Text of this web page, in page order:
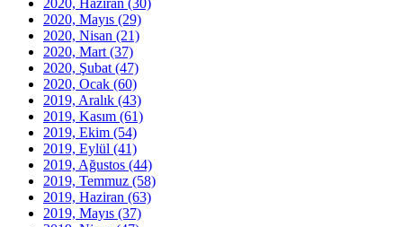
2020, Mayıs (29)
2020, Nisan (21)
2020, Mart (37)
2020, Şubat (47)
2020, Ocak (60)
2019, Aralık (43)
2019, Kasım (61)
2019, Ekim (54)
2019, Eylül (41)
2019, Ağustos (44)
2019, Temmuz (58)
2019, Haziran (63)
2019, Mayıs (37)